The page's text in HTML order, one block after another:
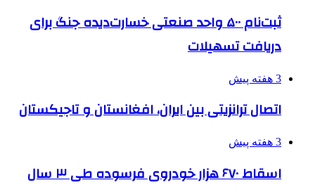
ثبت‌نام ۵۰۰ واحد صنعتی خسارت‌دیده جنگ برای
دریافت تسهیلات
3 هفته پیش
اتصال ترانزیتی بین ایران، افغانستان و تاجیکستان
3 هفته پیش
اسقاط ۶۷۰ هزار خودروی فرسوده طی ۳ سال